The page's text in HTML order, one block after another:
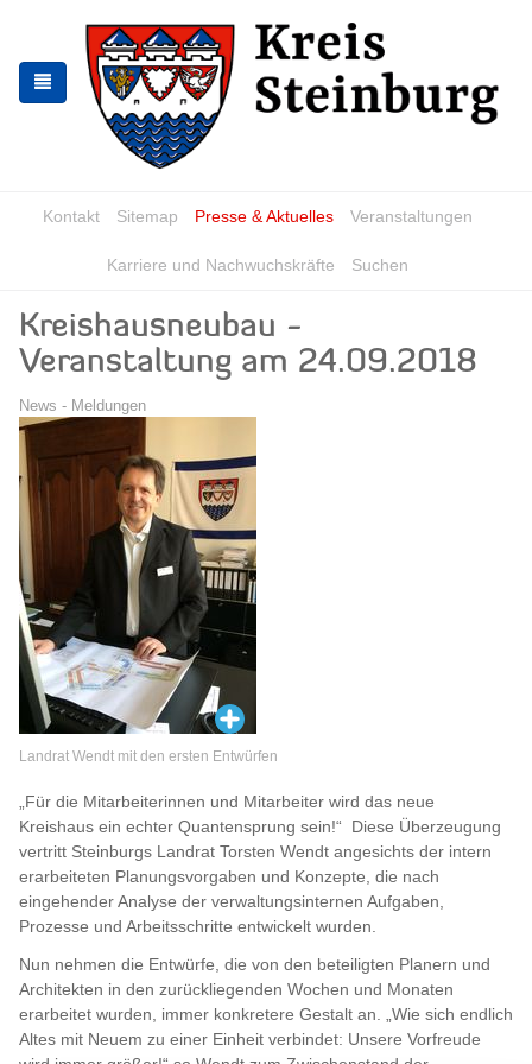
springen
springen
Kontakt Sitemap Presse & Aktuelles Veranstaltungen
Karriere und Nachwuchskräfte Suchen
Kreishausneubau -
Veranstaltung am 24.09.2018
News - Meldungen
Landrat Wendt mit den ersten Entwürfen
„Für die Mitarbeiterinnen und Mitarbeiter wird das neue
Kreishaus ein echter Quantensprung sein!“ Diese Überzeugung
vertritt Steinburgs Landrat Torsten Wendt angesichts der intern
erarbeiteten Planungsvorgaben und Konzepte, die nach
eingehender Analyse der verwaltungsinternen Aufgaben,
Prozesse und Arbeitsschritte entwickelt wurden.
Nun nehmen die Entwürfe, die von den beteiligten Planern und
Architekten in den zurückliegenden Wochen und Monaten
erarbeitet wurden, immer konkretere Gestalt an. „Wie sich endlich
Altes mit Neuem zu einer Einheit verbindet: Unsere Vorfreude